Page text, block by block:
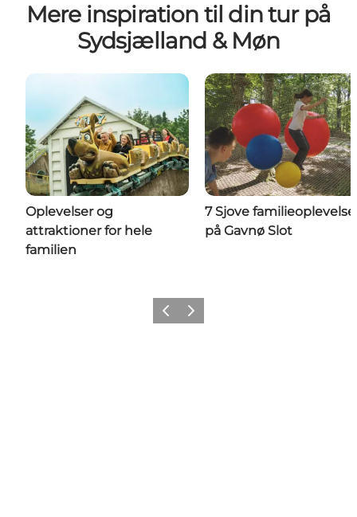
Mere inspiration til din tur på
Sydsjælland & Møn
Oplevelser og
attraktioner for hele
familien
7 Sjove
på Gavnø Slot
ForrigeNæste